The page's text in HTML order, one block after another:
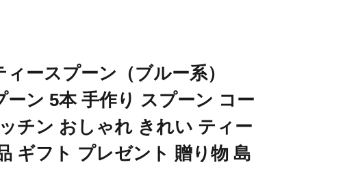
ースプーン（ブルー系）
ーン 5本 手作り スプーン コー
チン おしゃれ きれい ティー
ギフト プレゼント 贈り物 島